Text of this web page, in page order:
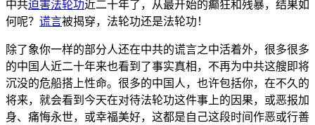
中共迫害法轮功近二十年了，从最开始的癫狂和残暴，结果如
何呢？ 谎言被揭穿，法轮功还是法轮功！
除了象你一样的部分人还在中共的谎言之中活着外，很多很多
的中国人近二十年来也看到了事实真相，不再为中共这艘即将
沉没的危船搭上性命。很多的中国人，也许包括你，在不久的
将来，就会看到今天在对待法轮功这件事上的因果，或恶报加
身、痛悔永世，或幸福美好，这都是自己这段时间作恶或行善